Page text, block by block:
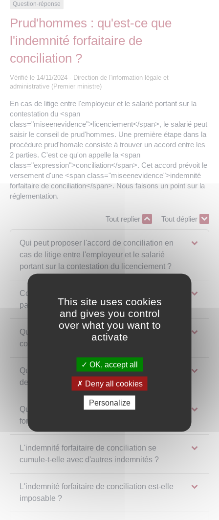
Eau et assainissement
Travaux
Numérique
Annuaire de contacts
Les offres d’emploi de la communauté de
Nos publications
Question-réponse
Prud'hommes : qu'est-ce que
l'indemnité forfaitaire de
conciliation ?
Vérifié le 14/11/2024 - Direction de l'information légale et
administrative (Premier ministre)
En cas de litige entre l'employeur et le salarié portant sur la
contestation du <span
class="miseenevidence">licenciement</span>, le salarié peut
saisir le conseil de prud'hommes. Une première étape dans la
procédure prud'homale consiste à trouver un accord entre les
2 parties. C'est ce qu'on appelle la <span
class="expression">conciliation</span>. Cet accord prévoit le
versement d'une <span class="miseenevidence">indemnité
forfaitaire de conciliation</span>. Nous faisons un point sur la
réglementation.
Tout replier Tout déplier
Qui peut proposer l'accord de conciliation en
cas de litige entre l'employeur et le salarié
portant sur la contestation du licenciement ?
Comment est formalisée la conciliation si les
parties sont d'accord ?
Quel est le montant de l'indemnité forfaitaire de
conciliation ?
Quels sont les effets de l'indemnité forfaitaire
de conciliation ?
Quelle est la contrepartie à cette indemnité
forfaitaire de conciliation ?
L'indemnité forfaitaire de conciliation se
cumule-t-elle avec d'autres indemnités ?
L'indemnité forfaitaire de conciliation est-elle
imposable ?
This site uses cookies
and gives you control
over what you want to
activate
OK, accept all
Deny all cookies
Personalize